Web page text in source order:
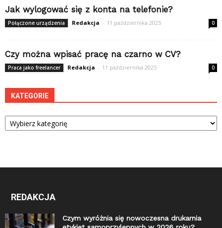
Jak wylogować się z konta na telefonie?
Połączone urządzenia Redakcja - 11 października 2025 0
Czy można wpisać pracę na czarno w CV?
Praca jako freelancer Redakcja - 11 października 2025 0
KATEGORIE
Kategorie
REDAKCJA
Czym wyróżnia się nowoczesna drukarnia